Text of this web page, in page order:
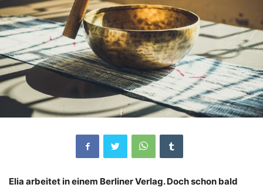
Elia arbeitet in einem Berliner Verlag. Doch schon bald